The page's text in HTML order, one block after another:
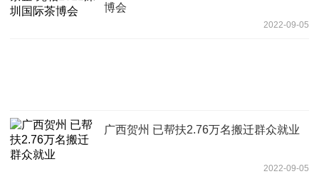
博会
2022-09-05
广西贺州 已帮扶2.76万名搬迁群众就业
2022-09-05